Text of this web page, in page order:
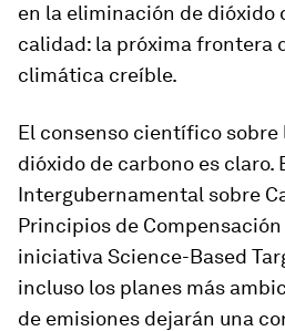
en la eliminación de dióxido
calidad: la próxima frontera
climática creíble.
El consenso científico
dióxido de carbono es claro.
Intergubernamental sobre
Principios de
iniciativa Science-Based
incluso los planes más
de emisiones dejarán una